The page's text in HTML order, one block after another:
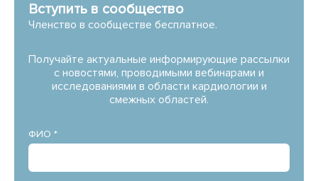
Вступить в сообщество
Членство в сообществе бесплатное.
Получайте актуальные информирующие рассылки
с новостями, проводимыми вебинарами и
исследованиями в области кардиологии и
смежных областей.
ФИО *